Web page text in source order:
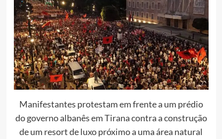
Manifestantes protestam em frente a um prédio
do governo albanês em Tirana contra a construção
de um resort de luxo próximo a uma área natural